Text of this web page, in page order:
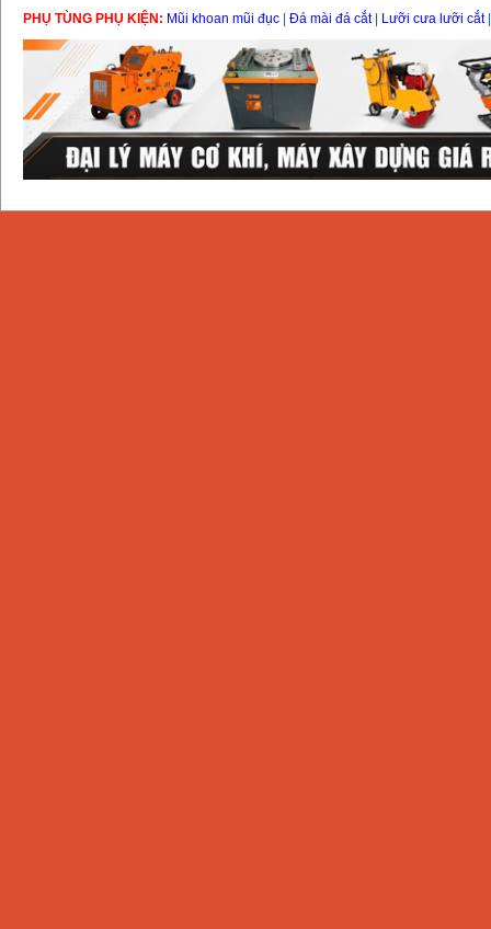
PHỤ TÙNG PHỤ KIỆN: Mũi khoan mũi đục Đá mài đá cắt| Lưỡi cưa lưỡi cắt